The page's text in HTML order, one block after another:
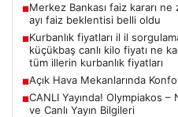
■Merkez Bankası faiz kararı
ayı faiz beklentisi belli oldu
■Kurbanlık fiyatları il il
küçükbaş canlı kilo fiyatı ne
tüm illerin kurbanlık fiyatları
■Açık Hava Mekanlarında
■CANLI Yayında! Olympiakos –
ve Canlı Yayın Bilgileri